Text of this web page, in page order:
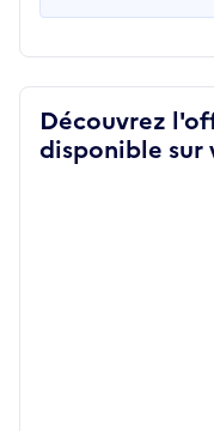
Découvrez
disponible